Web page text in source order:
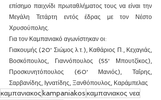
επίσημο παιχνίδι πρωταθλήματος τους να είναι την
Μεγάλη Τετάρτη εντός έδρας με τον Νέστο
Χρυσούπολης.
Για τον Καμπανιακό αγωνίστηκαν οι:
Γιακουμής (20' Σιώμος λ.τ.), Καθάριος Π., Κεχαγιάς,
Βοσκόπουλος, Γιαννόπουλος (55' Μπουτζίκος),
Προσκυνητόπουλος (60' Μανιός), Ταΐρης,
Σαρβανίδης, Ιγνατίδης, Ξανθόπουλος, Καράμπελας
καμπανιακος kampaniakos καμπανιακος νεα